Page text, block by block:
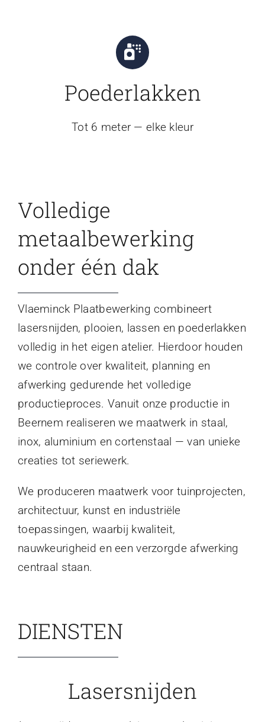
Poederlakken
Tot 6 meter — elke kleur
Volledige
metaalbewerking
onder één dak
Vlaeminck Plaatbewerking combineert
lasersnijden, plooien, lassen en poederlakken
volledig in het eigen atelier. Hierdoor houden
we controle over kwaliteit, planning en
afwerking gedurende het volledige
productieproces. Vanuit onze productie in
Beernem realiseren we maatwerk in staal,
inox, aluminium en cortenstaal — van unieke
creaties tot seriewerk.
We produceren maatwerk voor tuinprojecten,
architectuur, kunst en industriële
toepassingen, waarbij kwaliteit,
nauwkeurigheid en een verzorgde afwerking
centraal staan.
DIENSTEN
Lasersnijden